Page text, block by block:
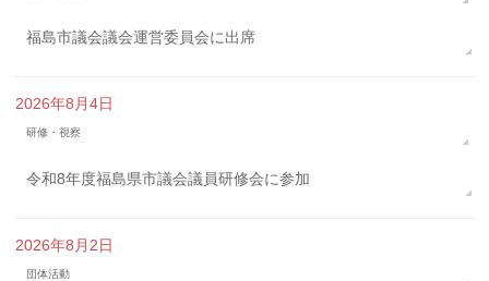
福島市議会議会運営委員会に出席
2026年8月4日
研修・視察
令和8年度福島県市議会議員研修会に参加
2026年8月2日
団体活動